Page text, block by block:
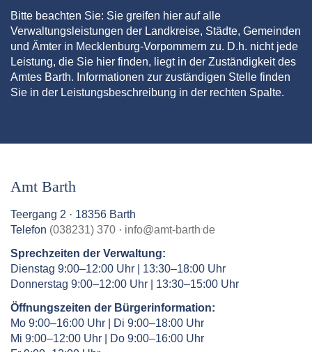
Bitte beachten Sie: Sie greifen hier auf alle
Verwaltungsleistungen der Landkreise, Städte, Gemeinden
und Ämter in Mecklenburg-Vorpommern zu. D.h. nicht jede
Leistung, die Sie hier finden, liegt in der Zuständigkeit des
Amtes Barth. Informationen zur zuständigen Stelle finden
Sie in der Leistungsbeschreibung in der rechten Spalte.
Amt Barth
Teergang 2 · 18356 Barth
Telefon (038231) 370 · info@amt-barth.de
Sprechzeiten der Verwaltung:
Dienstag 9:00–12:00 Uhr | 13:30–18:00 Uhr
Donnerstag 9:00–12:00 Uhr | 13:30–15:00 Uhr
Öffnungszeiten der Bürgerinformation:
Mo 9:00–16:00 Uhr | Di 9:00–18:00 Uhr
Mi 9:00–12:00 Uhr | Do 9:00–16:00 Uhr